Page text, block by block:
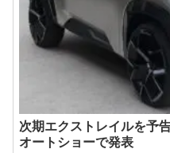
次期エクストレイルを予
オートショーで発表